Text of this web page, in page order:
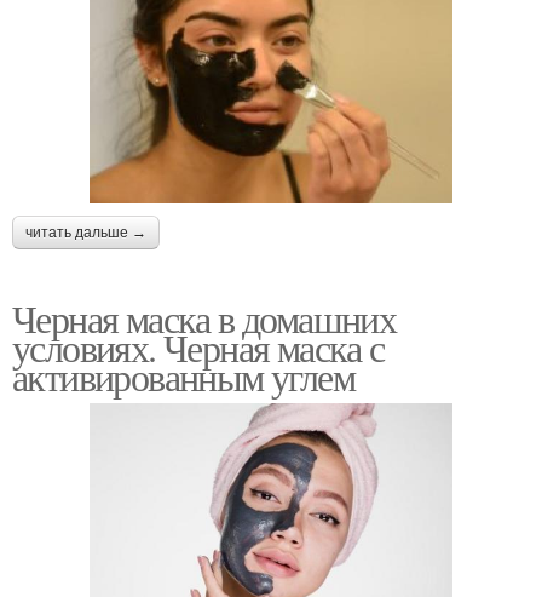
читать дальше →
Черная маска в домашних
условиях. Черная маска с
активированным углем